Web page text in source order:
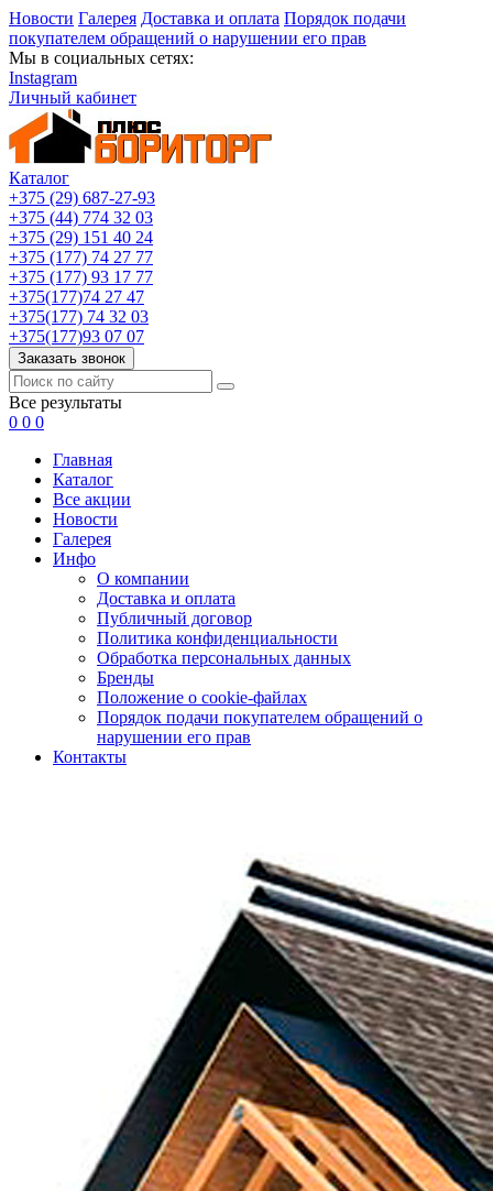
Новости Галерея Доставка и оплата Порядок подачи
покупателем обращений о нарушении его прав
Мы в социальных сетях:
Instagram
Личный кабинет
Каталог
+375 (29) 687-27-93
+375 (44) 774 32 03
+375 (29) 151 40 24
+375 (177) 74 27 77
+375 (177) 93 17 77
+375(177)74 27 47
+375(177) 74 32 03
+375(177)93 07 07
Заказать звонок
Все результаты
0 0 0
Главная
Каталог
Все акции
Новости
Галерея
Инфо
О компании
Доставка и оплата
Публичный договор
Политика конфиденциальности
Обработка персональных данных
Бренды
Положение о cookie-файлах
Порядок подачи покупателем обращений о
нарушении его прав
Контакты